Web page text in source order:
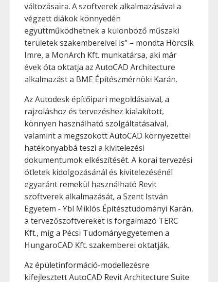
változásaira. A szoftverek alkalmazásával a
végzett diákok könnyedén
együttműködhetnek a különböző műszaki
területek szakembereivel is” – mondta Hörcsik
Imre, a MonArch Kft. munkatársa, aki már
évek óta oktatja az AutoCAD Architecture
alkalmazást a BME Építészmérnöki Karán.
Az Autodesk építőipari megoldásaival, a
rajzoláshoz és tervezéshez kialakított,
könnyen használható szolgáltatásaival,
valamint a megszokott AutoCAD környezettel
hatékonyabbá teszi a kivitelezési
dokumentumok elkészítését. A korai tervezési
ötletek kidolgozásánál és kivitelezésénél
egyaránt remekül használható Revit
szoftverek alkalmazását, a Szent István
Egyetem - Ybl Miklós Építésztudományi Karán,
a tervezőszoftvereket is forgalmazó TERC
Kft., míg a Pécsi Tudományegyetemen a
HungaroCAD Kft. szakemberei oktatják.
Az épületinformáció-modellezésre
kifejlesztett AutoCAD Revit Architecture Suite